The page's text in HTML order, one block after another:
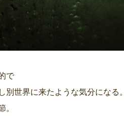
で
世界に来たような気分になる。
。